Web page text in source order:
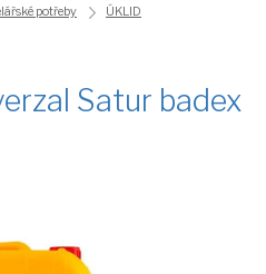
potřeby
ÚKLID
Satur badex